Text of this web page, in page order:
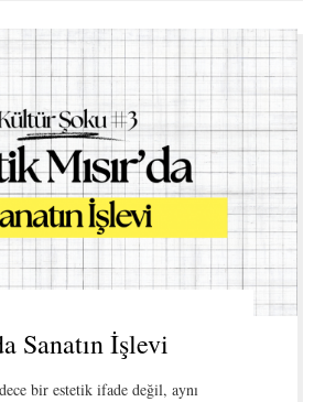
Sanatın İşlevi
bir estetik ifade değil, aynı